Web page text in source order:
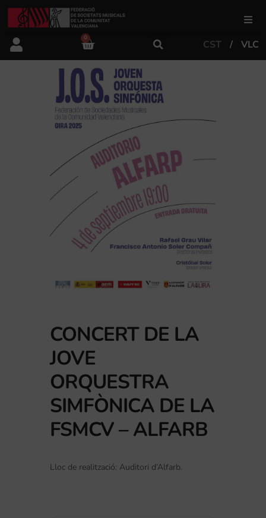
FSMCV
Àrea educativa
Àrea Artística
0
CST VLC
CONCERT DE LA
JOVE
ORQUESTRA
SIMFÒNICA DE LA
FSMCV – ALFARB
Lloc de realització: Auditori d’Alfarb.